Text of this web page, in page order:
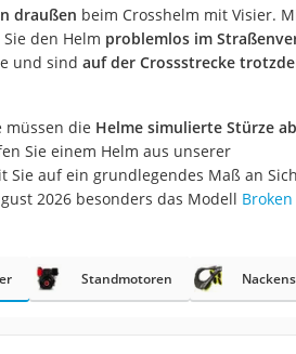
E-Bike
3t
Wohnmobil
205/55 R16
Ladegerät
draußen beim Crosshelm mit Visier.
den Helm problemlos im
und sind auf der Crossstrecke
müssen die Helme simulierte Stürze
Sie einem Helm aus unserer
Sie auf ein grundlegendes Maß an
2026 besonders das Modell
Standmotoren